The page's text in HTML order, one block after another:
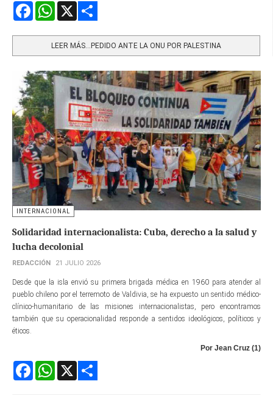
FacebookWhatsApp
LEER MÁS…PEDIDO ANTE LA ONU POR PALESTINA
INTERNACIONAL
Solidaridad internacionalista: Cuba, derecho a la salud y
lucha decolonial
REDACCIÓN 21 JULIO 2026
Desde que la isla envió su primera brigada médica en 1960 para atender al
pueblo chileno por el terremoto de Valdivia, se ha expuesto un sentido médico-
clínico-humanitario de las misiones internacionalistas, pero encontramos
también que su operacionalidad responde a sentidos ideológicos, políticos y
éticos.
Por Jean Cruz (1)
FacebookWhatsApp